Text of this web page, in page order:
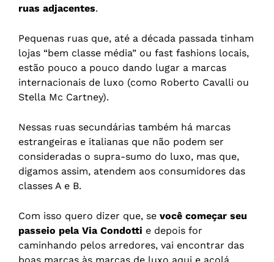
ruas adjacentes.
Pequenas ruas que, até a década passada tinham
lojas “bem classe média” ou fast fashions locais,
estão pouco a pouco dando lugar a marcas
internacionais de luxo (como Roberto Cavalli ou
Stella Mc Cartney).
Nessas ruas secundárias também há marcas
estrangeiras e italianas que não podem ser
consideradas o supra-sumo do luxo, mas que,
digamos assim, atendem aos consumidores das
classes A e B.
Com isso quero dizer que, se você começar seu
passeio pela Via Condotti e depois for
caminhando pelos arredores, vai encontrar das